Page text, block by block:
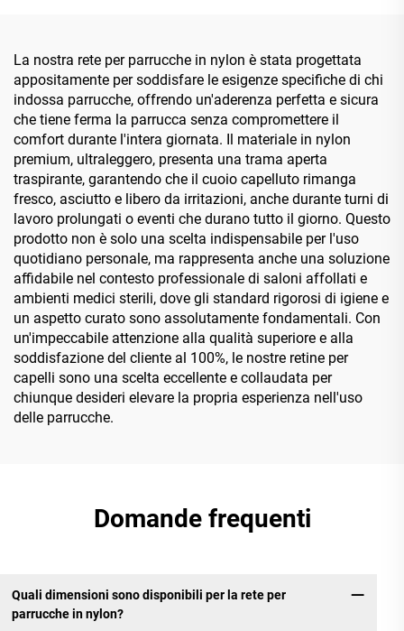
La nostra rete per parrucche in nylon è stata progettata
appositamente per soddisfare le esigenze specifiche di chi
indossa parrucche, offrendo un'aderenza perfetta e sicura
che tiene ferma la parrucca senza compromettere il
comfort durante l'intera giornata. Il materiale in nylon
premium, ultraleggero, presenta una trama aperta
traspirante, garantendo che il cuoio capelluto rimanga
fresco, asciutto e libero da irritazioni, anche durante turni di
lavoro prolungati o eventi che durano tutto il giorno. Questo
prodotto non è solo una scelta indispensabile per l'uso
quotidiano personale, ma rappresenta anche una soluzione
affidabile nel contesto professionale di saloni affollati e
ambienti medici sterili, dove gli standard rigorosi di igiene e
un aspetto curato sono assolutamente fondamentali. Con
un'impeccabile attenzione alla qualità superiore e alla
soddisfazione del cliente al 100%, le nostre retine per
capelli sono una scelta eccellente e collaudata per
chiunque desideri elevare la propria esperienza nell'uso
delle parrucche.
Domande frequenti
Quali dimensioni sono disponibili per la rete per
parrucche in nylon?